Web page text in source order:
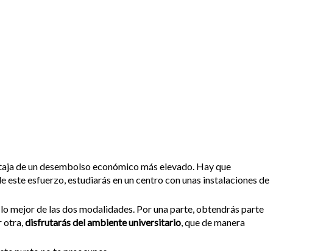
de un desembolso económico más elevado. Hay que
este esfuerzo, estudiarás en un centro con unas instalaciones de
mejor de las dos modalidades. Por una parte, obtendrás parte
otra, disfrutarás del ambiente universitario , que de manera